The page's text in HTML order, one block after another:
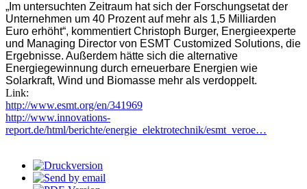
„Im untersuchten Zeitraum hat sich der Forschungsetat der
Unternehmen um 40 Prozent auf mehr als 1,5 Milliarden
Euro erhöht“, kommentiert Christoph Burger, Energieexperte
und Managing Director von ESMT Customized Solutions, die
Ergebnisse. Außerdem hätte sich die alternative
Energiegewinnung durch erneuerbare Energien wie
Solarkraft, Wind und Biomasse mehr als verdoppelt.
Link:
http://www.esmt.org/en/341969
http://www.innovations-
report.de/html/berichte/energie_elektrotechnik/esmt_veroe…